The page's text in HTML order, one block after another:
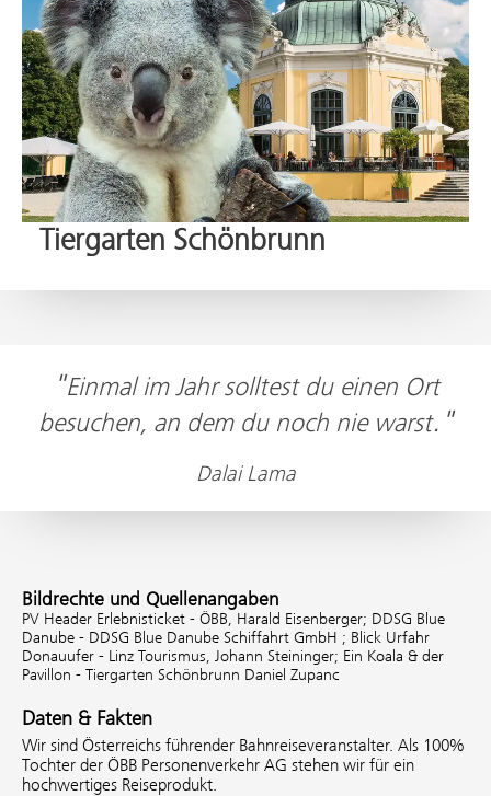
Tiergarten Schönbrunn
"Einmal im Jahr solltest du einen Ort
besuchen, an dem du noch nie warst."
Dalai Lama
Bildrechte und Quellenangaben
PV Header Erlebnisticket - ÖBB, Harald Eisenberger; DDSG Blue
Danube - DDSG Blue Danube Schiffahrt GmbH ; Blick Urfahr
Donauufer - Linz Tourismus, Johann Steininger; Ein Koala & der
Pavillon - Tiergarten Schönbrunn Daniel Zupanc
Daten & Fakten
Wir sind Österreichs führender Bahnreiseveranstalter. Als 100%
Tochter der ÖBB Personenverkehr AG stehen wir für ein
hochwertiges Reiseprodukt.